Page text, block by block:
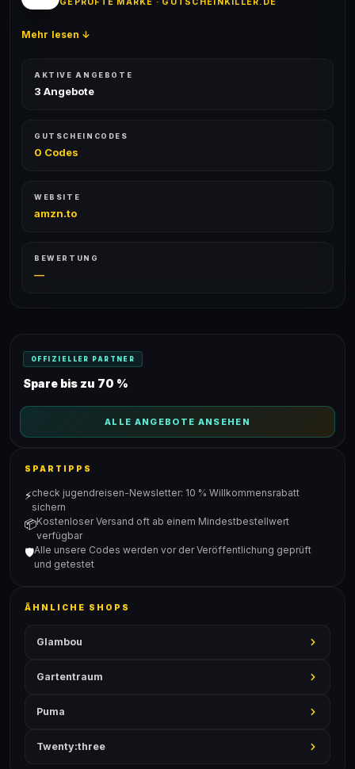
Mehr lesen ↓
AKTIVE ANGEBOTE
3 Angebote
GUTSCHEINCODES
0 Codes
WEBSITE
amzn.to
BEWERTUNG
—
OFFIZIELLER PARTNER
Spare bis zu 70 %
ALLE ANGEBOTE ANSEHEN
SPARTIPPS
⚡check jugendreisen-Newsletter: 10 % Willkommensrabatt
sichern
📦Kostenloser Versand oft ab einem Mindestbestellwert
verfügbar
🛡️Alle unsere Codes werden vor der Veröffentlichung geprüft
und getestet
ÄHNLICHE SHOPS
Glambou
Gartentraum
Puma
Twenty:three